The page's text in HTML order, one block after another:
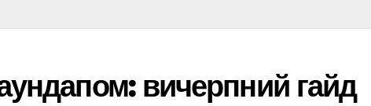
вичерпний гайд